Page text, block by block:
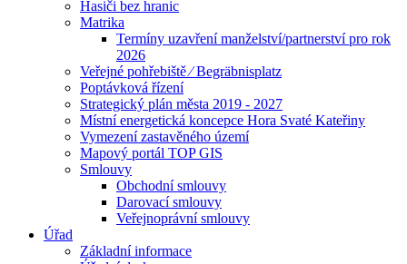
Hasiči bez hranic
Matrika
Termíny uzavření manželství/partnerství pro rok
2026
Veřejné pohřebiště ⁄ Begräbnisplatz
Poptávková řízení
Strategický plán města 2019 - 2027
Místní energetická koncepce Hora Svaté Kateřiny
Vymezení zastavěného území
Mapový portál TOP GIS
Smlouvy
Obchodní smlouvy
Darovací smlouvy
Veřejnoprávní smlouvy
Úřad
Základní informace